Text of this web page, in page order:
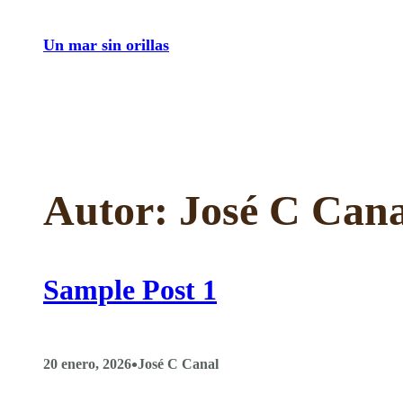
Un mar sin orillas
Autor: José C
Sample Post 1
20 enero, 2026•José C Canal